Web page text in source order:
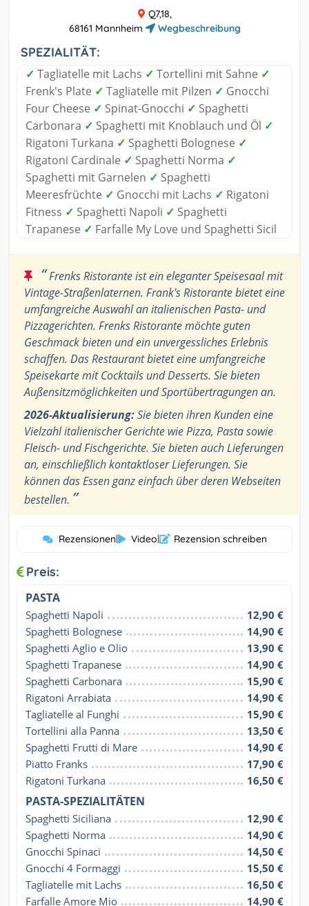
Q7,18,
68161 Mannheim
Wegbeschreibung
SPEZIALITÄT:
✓ Tagliatelle mit Lachs ✓ Tortellini mit Sahne ✓
Frenk's Plate ✓ Tagliatelle mit Pilzen ✓ Gnocchi
Four Cheese ✓ Spinat-Gnocchi ✓ Spaghetti
Carbonara ✓ Spaghetti mit Knoblauch und Öl ✓
Rigatoni Turkana ✓ Spaghetti Bolognese ✓
Rigatoni Cardinale ✓ Spaghetti Norma ✓
Spaghetti mit Garnelen ✓ Spaghetti
Meeresfrüchte ✓ Gnocchi mit Lachs ✓ Rigatoni
Fitness ✓ Spaghetti Napoli ✓ Spaghetti
Trapanese ✓ Farfalle My Love und Spaghetti Sicil
“Frenks Ristorante ist ein eleganter Speisesaal mit
Vintage-Straßenlaternen. Frank's Ristorante bietet eine
umfangreiche Auswahl an italienischen Pasta- und
Pizzagerichten. Frenks Ristorante möchte guten
Geschmack bieten und ein unvergessliches Erlebnis
schaffen. Das Restaurant bietet eine umfangreiche
Speisekarte mit Cocktails und Desserts. Sie bieten
Außensitzmöglichkeiten und Sportübertragungen an.
2026-Aktualisierung:Sie bieten ihren Kunden eine
Vielzahl italienischer Gerichte wie Pizza, Pasta sowie
Fleisch- und Fischgerichte. Sie bieten auch Lieferungen
an, einschließlich kontaktloser Lieferungen. Sie
können das Essen ganz einfach über deren Webseiten
bestellen. ”
Rezensionen| Video| Rezension schreiben
Preis:
PASTA
Spaghetti Napoli
12,90 €
Spaghetti Bolognese
14,90 €
Spaghetti Aglio e Olio
13,90 €
Spaghetti Trapanese
14,90 €
Spaghetti Carbonara
15,90 €
Rigatoni Arrabiata
14,90 €
Tagliatelle al Funghi
15,90 €
Tortellini alla Panna
13,50 €
Spaghetti Frutti di Mare
14,90 €
Piatto Franks
17,90 €
Rigatoni Turkana
16,50 €
PASTA-SPEZIALITÄTEN
Spaghetti Siciliana
12,90 €
Spaghetti Norma
14,90 €
Gnocchi Spinaci
14,50 €
Gnocchi 4 Formaggi
15,50 €
Tagliatelle mit Lachs
16,50 €
Farfalle Amore Mio
14,90 €